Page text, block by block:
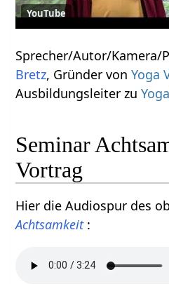
YouTube
Sprecher/Autor/Kamera/
Bretz, Gründer vonYoga
Ausbildungsleiter zuYoga
Seminar
Vortrag
Hier die Audiospur des
Achtsamkeit :